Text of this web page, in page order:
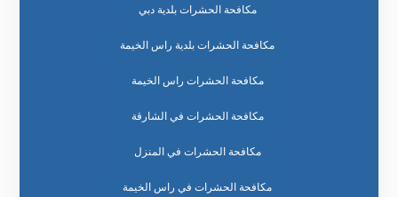
مكافحة الحشرات بلدية دبي
مكافحة الحشرات بلدية راس الخيمة
مكافحة الحشرات راس الخيمة
مكافحة الحشرات في الشارقة
مكافحة الحشرات في المنزل
مكافحة الحشرات في راس الخيمة